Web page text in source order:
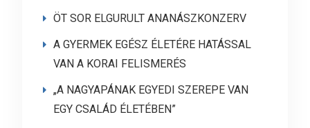
ÖT SOR ELGURULT ANANÁSZKONZERV
A GYERMEK EGÉSZ ÉLETÉRE HATÁSSAL
VAN A KORAI FELISMERÉS
„A NAGYAPÁNAK EGYEDI SZEREPE VAN
EGY CSALÁD ÉLETÉBEN”